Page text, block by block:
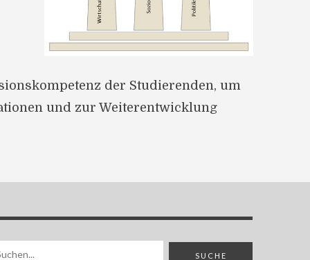
der Studierenden, um
und zur Weiterentwicklung